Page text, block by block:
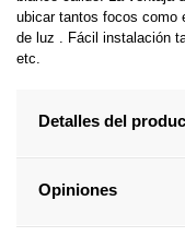
ubicar tantos focos como
de luz . Fácil instalación
etc.
Detalles del
Opiniones